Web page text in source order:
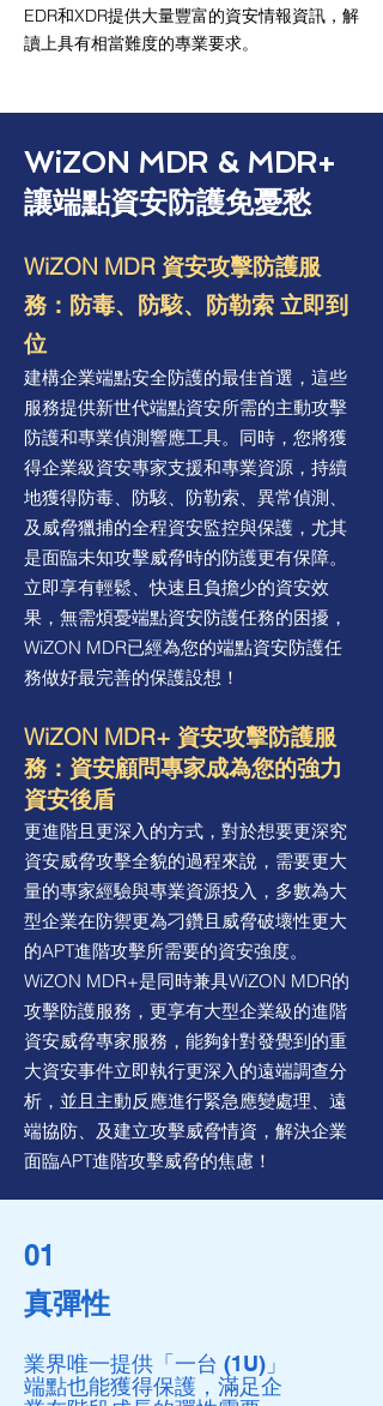
EDR和XDR提供大量豐富的資安情報資訊，解
讀上具有相當難度的專業要求。
WiZON MDR & MDR+
讓端點資安防護免憂愁
WiZON MDR 資安攻擊防護服
務：防毒、防駭、防勒索 立即到
位
建構企業端點安全防護的最佳首選，這些
服務提供新世代端點資安所需的主動攻擊
防護和專業偵測響應工具。同時，您將獲
得企業級資安專家支援和專業資源，持續
地獲得防毒、防駭、防勒索、異常偵測、
及威脅獵捕的全程資安監控與保護，尤其
是面臨未知攻擊威脅時的防護更有保障。
立即享有輕鬆、快速且負擔少的資安效
果，無需煩憂端點資安防護任務的困擾，
WiZON MDR已經為您的端點資安防護任
務做好最完善的保護設想！
WiZON MDR+ 資安攻擊防護服
務：資安顧問專家成為您的強力
資安後盾
更進階且更深入的方式，對於想要更深究
資安威脅攻擊全貌的過程來說，需要更大
量的專家經驗與專業資源投入，多數為大
型企業在防禦更為刁鑽且威脅破壞性更大
的APT進階攻擊所需要的資安強度。
WiZON MDR+是同時兼具WiZON MDR的
攻擊防護服務，更享有大型企業級的進階
資安威脅專家服務，能夠針對發覺到的重
大資安事件立即執行更深入的遠端調查分
析，並且主動反應進行緊急應變處理、遠
端協防、及建立攻擊威脅情資，解決企業
面臨APT進階攻擊威脅的焦慮！
01
真彈性
業界唯一提供「一台 (1U)」
端點也能獲得保護，滿足企